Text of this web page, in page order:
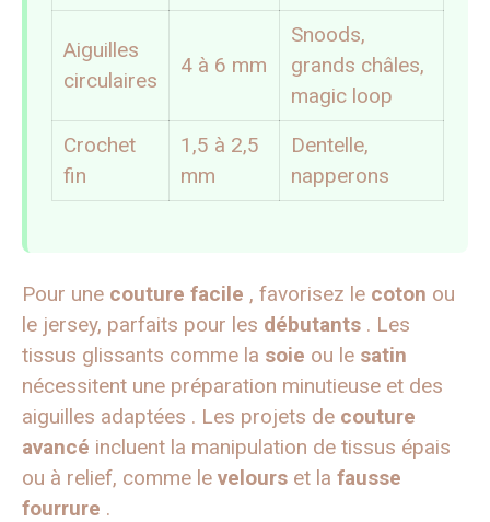
Aiguilles
circulaires
4 à 6 mm
Snoods,
grands châles,
magic loop
Crochet
fin
1,5 à 2,5
mm
Dentelle,
napperons
Pour une couture facile , favorisez le coton ou
le jersey, parfaits pour les débutants . Les
tissus glissants comme la soie ou le satin
nécessitent une préparation minutieuse et des
aiguilles adaptées . Les projets de couture
avancé incluent la manipulation de tissus épais
ou à relief, comme le velours et la fausse
fourrure .